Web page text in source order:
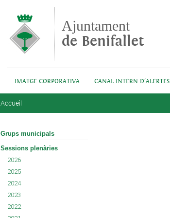
Ajuntament
de Benifallet
IMATGE CORPORATIVA CANAL INTERN D'ALERTES
Accueil
Grups municipals
Sessions plenàries
2026
2025
2024
2023
2022